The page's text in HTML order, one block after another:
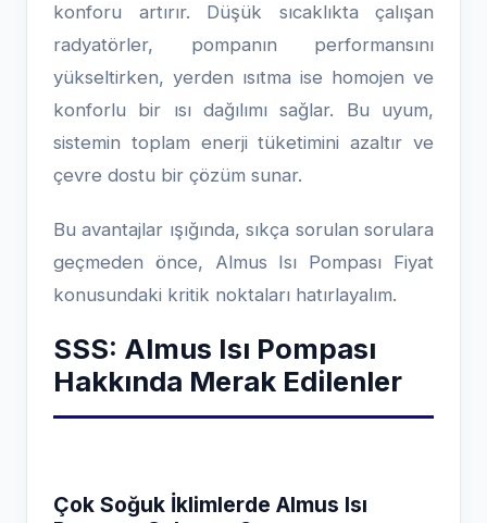
konforu artırır. Düşük sıcaklıkta çalışan
radyatörler, pompanın performansını
yükseltirken, yerden ısıtma ise homojen ve
konforlu bir ısı dağılımı sağlar. Bu uyum,
sistemin toplam enerji tüketimini azaltır ve
çevre dostu bir çözüm sunar.
Bu avantajlar ışığında, sıkça sorulan sorulara
geçmeden önce, Almus Isı Pompası Fiyat
konusundaki kritik noktaları hatırlayalım.
SSS: Almus Isı Pompası
Hakkında Merak Edilenler
Çok Soğuk İklimlerde Almus Isı